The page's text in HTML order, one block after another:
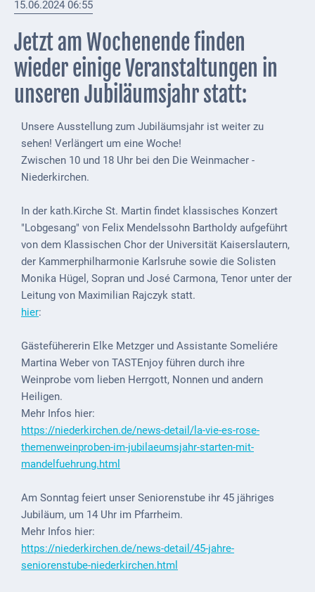
Behörden
Gottesdienste
Infrastruktur
Versorgung
Baumaßnahmen
Energieversorgung
Breitbandausbau/
Telekommunikation
Post
Wasser-
und
Abwasser
Defibrillatoren
Katastrophenschutz
Notfallnummern
Suche
Niederkirchen
bei
Social
15.06.2024 06:55
Jetzt am Wochenende finden
wieder einige Veranstaltungen in
unseren Jubiläumsjahr statt:
Unsere Ausstellung zum Jubiläumsjahr ist weiter zu
sehen! Verlängert um eine Woche!
Zwischen 10 und 18 Uhr bei den Die Weinmacher -
Niederkirchen.
In der kath.Kirche St. Martin findet klassisches Konzert
"Lobgesang" von Felix Mendelssohn Bartholdy aufgeführt
von dem Klassischen Chor der Universität Kaiserslautern,
der Kammerphilharmonie Karlsruhe sowie die Solisten
Monika Hügel, Sopran und José Carmona, Tenor unter der
Leitung von Maximilian Rajczyk statt.
hier:
Gästefühererin Elke Metzger und Assistante Someliére
Martina Weber von TASTEnjoy führen durch ihre
Weinprobe vom lieben Herrgott, Nonnen und andern
Heiligen.
Mehr Infos hier:
https://niederkirchen.de/news-detail/la-vie-es-rose-
themenweinproben-im-jubilaeumsjahr-starten-mit-
mandelfuehrung.html
Am Sonntag feiert unser Seniorenstube ihr 45 jähriges
Jubiläum, um 14 Uhr im Pfarrheim.
Mehr Infos hier:
https://niederkirchen.de/news-detail/45-jahre-
seniorenstube-niederkirchen.html